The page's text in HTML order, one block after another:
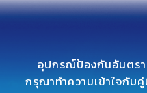
อุปกรณ์ป้องกันอันตรา
กรุณาทำความเข้าใจกับ